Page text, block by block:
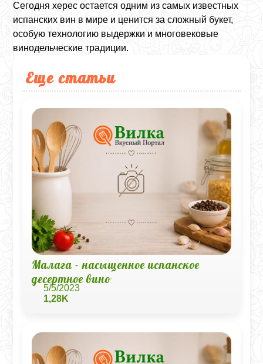
Сегодня херес остается одним из самых известных
испанских вин в мире и ценится за сложный букет,
особую технологию выдержки и многовековые
винодельческие традиции.
Еще статьи
Малага - насыщенное испанское
десертное вино
5/5/2023
1,28K